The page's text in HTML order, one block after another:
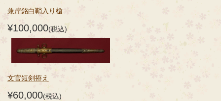
兼岸銘白鞘入り槍
¥100,000(税込)
文官短剣拵え
¥60,000(税込)